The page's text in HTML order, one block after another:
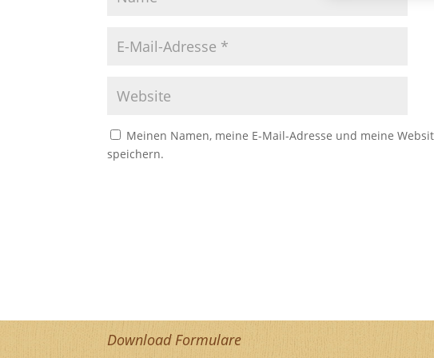
Meinen Namen, meine E-Mail-Adresse und meine
speichern.
Download Formulare